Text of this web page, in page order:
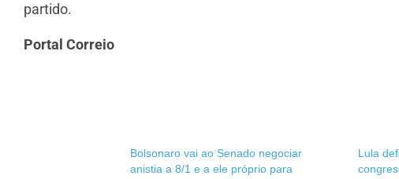
partido.
Portal Correio
Bolsonaro vai ao Senado negociar
anistia a 8/1 e a ele próprio para
Lula